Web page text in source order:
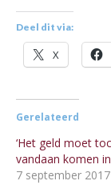
Deel dit via:
X
Gerelateerd
‘Het geld moet
vandaan komen
7 september 2017